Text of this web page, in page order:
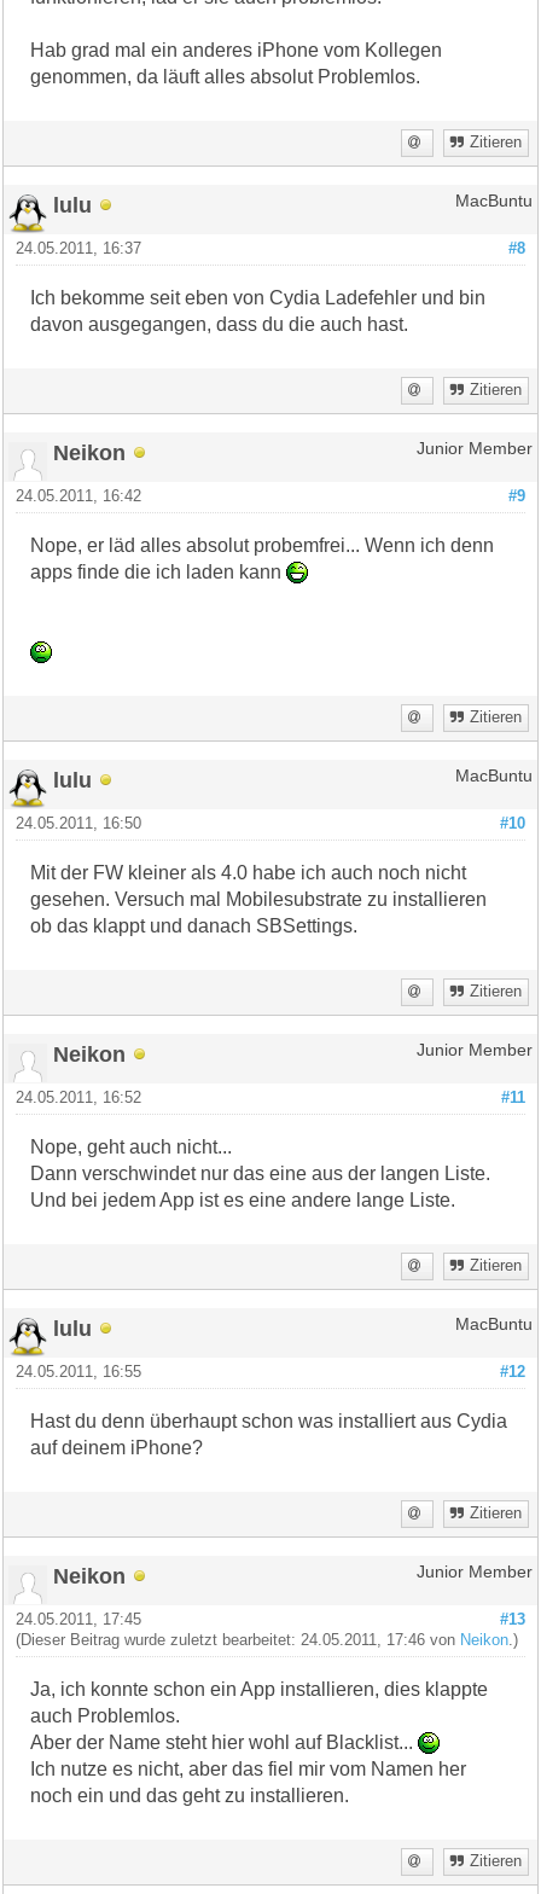
Hab grad mal ein anderes iPhone vom Kollegen
genommen, da läuft alles absolut Problemlos.
Zitieren
lulu MacBuntu
#8
24.05.2011, 16:37
Ich bekomme seit eben von Cydia Ladefehler und bin
davon ausgegangen, dass du die auch hast.
Zitieren
Neikon Junior Member
#9
24.05.2011, 16:42
Nope, er läd alles absolut probemfrei... Wenn ich denn
apps finde die ich laden kann
Zitieren
lulu MacBuntu
#10
24.05.2011, 16:50
Mit der FW kleiner als 4.0 habe ich auch noch nicht
gesehen. Versuch mal Mobilesubstrate zu installieren
ob das klappt und danach SBSettings.
Zitieren
Neikon Junior Member
#11
24.05.2011, 16:52
Nope, geht auch nicht...
Dann verschwindet nur das eine aus der langen Liste.
Und bei jedem App ist es eine andere lange Liste.
Zitieren
lulu MacBuntu
#12
24.05.2011, 16:55
Hast du denn überhaupt schon was installiert aus Cydia
auf deinem iPhone?
Zitieren
Neikon Junior Member
#13
24.05.2011, 17:45
(Dieser Beitrag wurde zuletzt bearbeitet: 24.05.2011, 17:46 von Neikon .)
Ja, ich konnte schon ein App installieren, dies klappte
auch Problemlos.
Aber der Name steht hier wohl auf Blacklist...
Ich nutze es nicht, aber das fiel mir vom Namen her
noch ein und das geht zu installieren.
Zitieren